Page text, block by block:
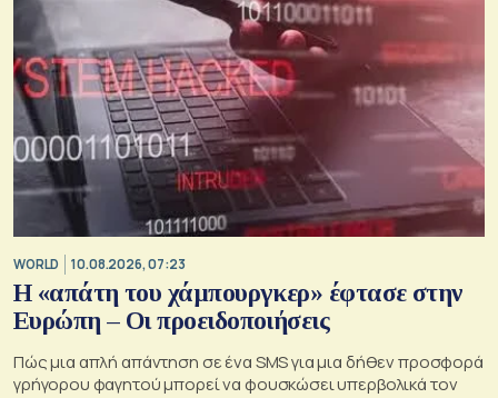
WORLD 10.08.2026, 07:23
Η «απάτη του χάμπουργκερ» έφτασε στην
Ευρώπη – Οι προειδοποιήσεις
Πώς μια απλή απάντηση σε ένα SMS για μια δήθεν προσφορά
γρήγορου φαγητού μπορεί να φουσκώσει υπερβολικά τον